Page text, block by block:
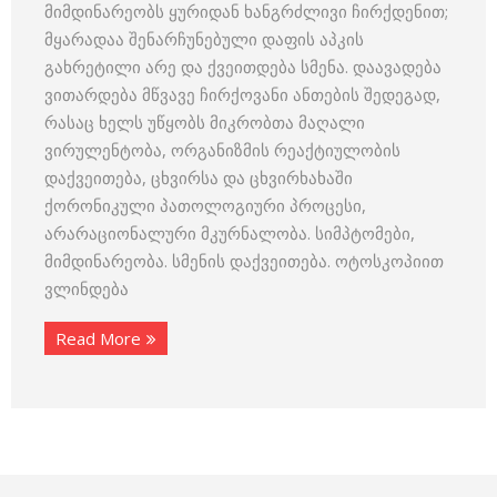
მიმდინარეობს ყურიდან ხანგრძლივი ჩირქდენით;
მყარადაა შენარჩუნებული დაფის აპკის
გახრეტილი არე და ქვეითდება სმენა. დაავადება
ვითარდება მწვავე ჩირქოვანი ანთების შედეგად,
რასაც ხელს უწყობს მიკრობთა მაღალი
ვირულენტობა, ორგანიზმის რეაქტიულობის
დაქვეითება, ცხვირსა და ცხვირხახაში
ქორონიკული პათოლოგიური პროცესი,
არარაციონალური მკურნალობა. სიმპტომები,
მიმდინარეობა. სმენის დაქვეითება. ოტოსკოპიით
ვლინდება
Read More